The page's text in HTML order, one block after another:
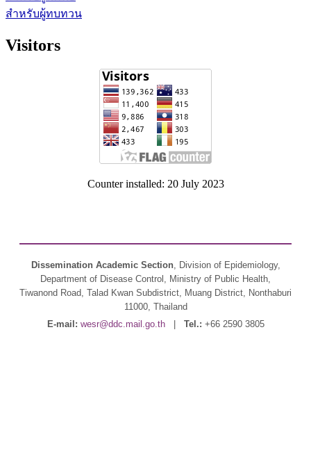
สำหรับผู้ทบทวน
Visitors
Counter installed: 20 July 2023
Dissemination Academic Section, Division of Epidemiology,
Department of Disease Control, Ministry of Public Health,
Tiwanond Road, Talad Kwan Subdistrict, Muang District, Nonthaburi
11000, Thailand
E-mail: wesr@ddc.mail.go.th| Tel.: +66 2590 3805